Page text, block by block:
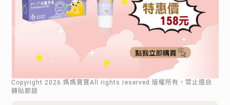
Copyright 2026 .媽媽寶寶All rights reserved.版權所有，禁止擅自
轉貼節錄